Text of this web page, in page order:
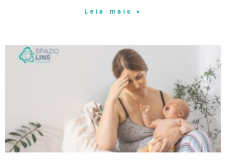
Leia mais »